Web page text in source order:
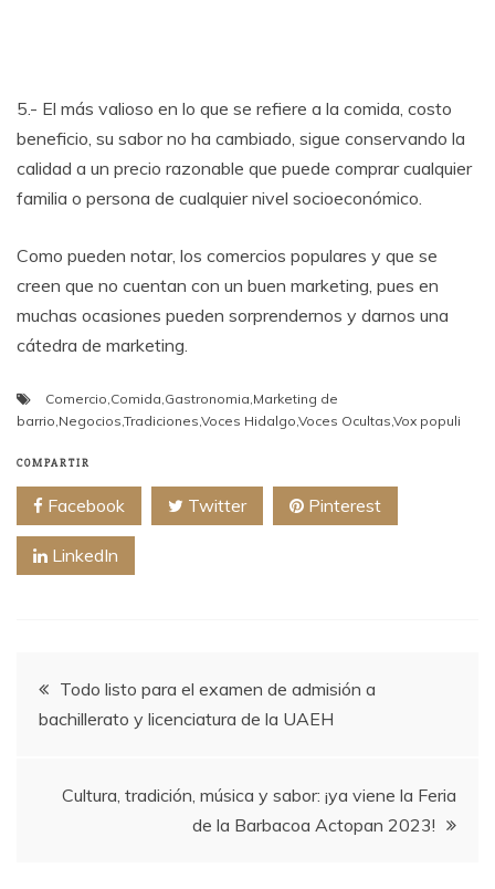
5.- El más valioso en lo que se refiere a la comida, costo
beneficio, su sabor no ha cambiado, sigue conservando la
calidad a un precio razonable que puede comprar cualquier
familia o persona de cualquier nivel socioeconómico.
Como pueden notar, los comercios populares y que se
creen que no cuentan con un buen marketing, pues en
muchas ocasiones pueden sorprendernos y darnos una
cátedra de marketing.
Comercio,Comida,Gastronomia,Marketing de
barrio,Negocios,Tradiciones,Voces Hidalgo,Voces Ocultas,Vox populi
COMPARTIR
Facebook Twitter Pinterest
LinkedIn
Navegación
de
entradas
Todo listo para el examen de admisión a
bachillerato y licenciatura de la UAEH
Cultura, tradición, música y sabor: ¡ya viene la Feria
de la Barbacoa Actopan 2023!